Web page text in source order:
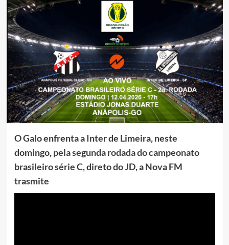
O Galo enfrenta a Inter de Limeira, neste
domingo, pela segunda rodada do campeonato
brasileiro série C, direto do JD, a Nova FM
trasmite